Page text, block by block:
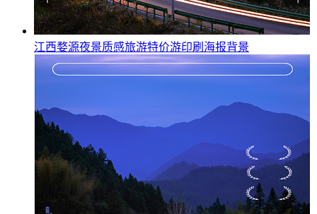
江西婺源夜景质感旅游特价游印刷海报背景